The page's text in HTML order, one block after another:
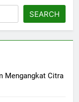
SEARCH
Mengangkat Citra